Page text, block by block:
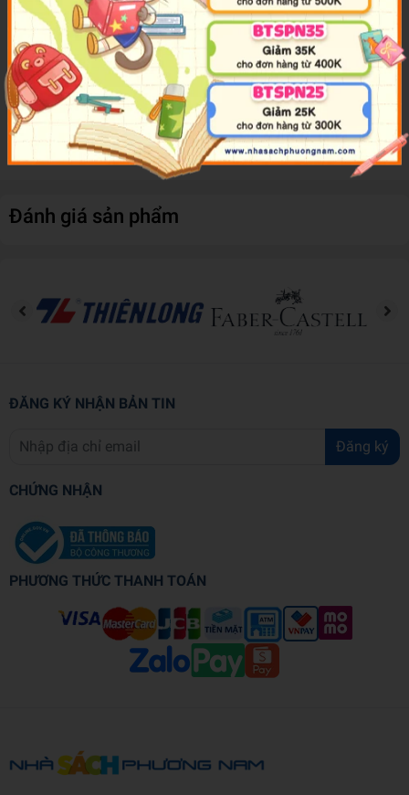
học phát âm và tra cứu ngữ nghĩa. Sách phân biệt rõ sự khác nhau
trong cách sử dụng từ ngữ ở Đài Loan và Trung Quốc. Nếu bạn
không có thời gian đến lớp mà muốn giao tiếp tốt, thì bộ sách sẽ là
trợ thủ đắc lực cho bạn.
Ngoài ra, bộ sách còn có link nghe giúp người học luyện kỹ năng
nghe - nói chuẩn theo giọng người bản xứ.
Đánh giá sản phẩm
ĐĂNG KÝ NHẬN BẢN TIN
Đăng ký
CHỨNG NHẬN
PHƯƠNG THỨC THANH TOÁN